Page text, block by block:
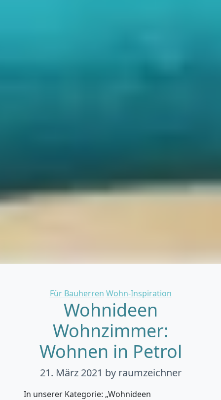
Categories
Für Bauherren Wohn-Inspiration
Wohnideen
Wohnzimmer:
Wohnen in Petrol
21. März 2021 by raumzeichner
In unserer Kategorie: „Wohnideen